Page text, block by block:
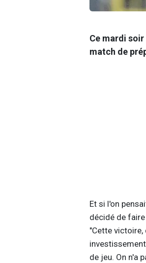
Ce mardi
match de
Et si l'on
décidé de
"Cette
de jeu. On n'a